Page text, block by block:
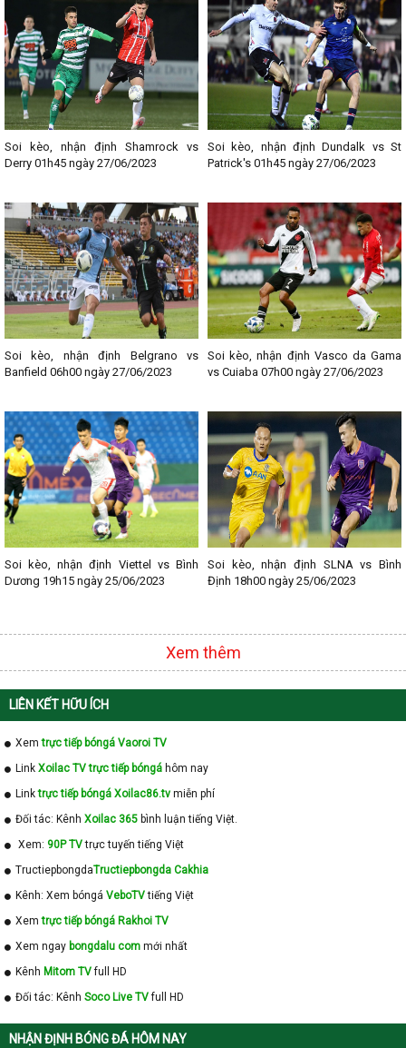
Soi kèo, nhận định Shamrock vs
Derry 01h45 ngày 27/06/2023
Soi kèo, nhận định Dundalk vs St
Patrick's 01h45 ngày 27/06/2023
Soi kèo, nhận định Belgrano vs
Banfield 06h00 ngày 27/06/2023
Soi kèo, nhận định Vasco da Gama
vs Cuiaba 07h00 ngày 27/06/2023
Soi kèo, nhận định Viettel vs Bình
Dương 19h15 ngày 25/06/2023
Soi kèo, nhận định SLNA vs Bình
Định 18h00 ngày 25/06/2023
Xem thêm
LIÊN KẾT HỮU ÍCH
Xemtrực tiếp bóngá Vaoroi TV
Link Xoilac TV trực tiếp bóngá hôm nay
Linktrực tiếp bóngá Xoilac86.tv miễn phí
Đối tác: Kênh Xoilac 365 bình luận tiếng Việt.
Xem: 90P TVtrực tuyến tiếng Việt
TructiepbongdaTructiepbongda Cakhia
Kênh: Xem bóngá VeboTVtiếng Việt
Xemtrực tiếp bóngá Rakhoi TV
Xem ngay bongdalu com mới nhất
Kênh Mitom TVfull HD
Đối tác: Kênh Soco Live TVfull HD
NHẬN ĐỊNH BÓNG ĐÁ HÔM NAY